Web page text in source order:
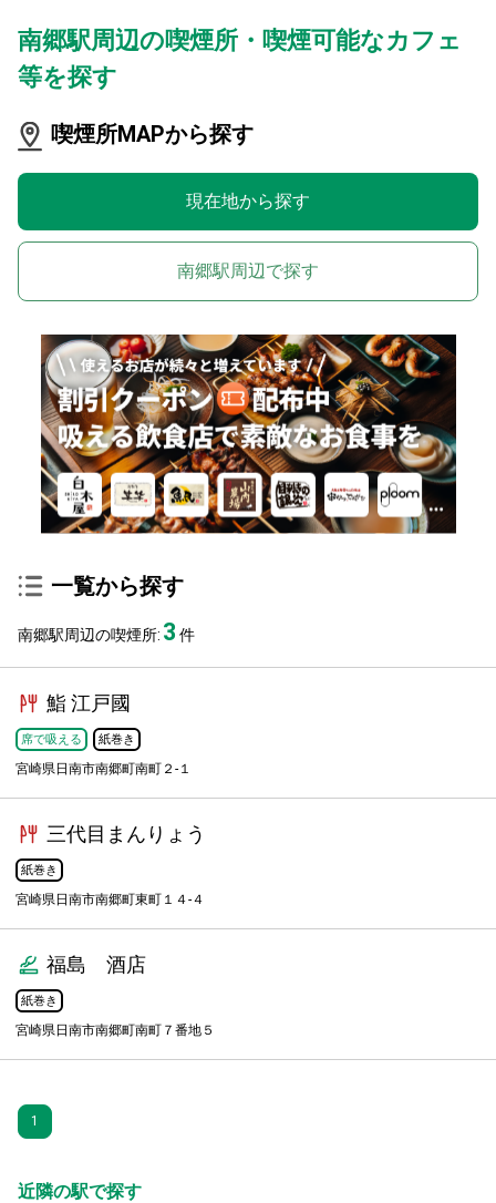
南郷駅周辺の喫煙所・喫煙可能なカフェ
等を探す
喫煙所MAPから探す
現在地から探す
南郷駅周辺で探す
一覧から探す
南郷駅周辺の喫煙所: 3 件
鮨 江戸國
席で吸える 紙巻き
宮崎県日南市南郷町南町２-１
三代目まんりょう
紙巻き
宮崎県日南市南郷町東町１４-４
福島 酒店
紙巻き
宮崎県日南市南郷町南町７番地５
1
近隣の駅で探す